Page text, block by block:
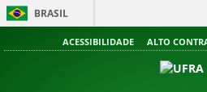
BRASIL
ACESSIBILIDADE ALTO